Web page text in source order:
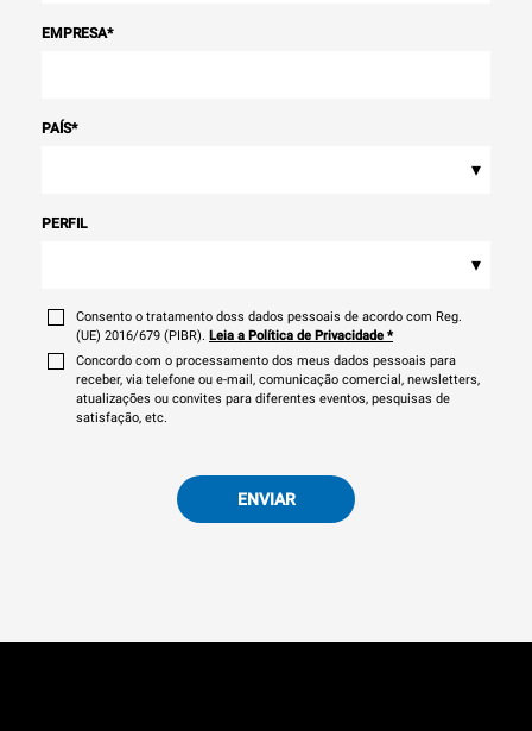
EMPRESA*
PAÍS*
▾
PERFIL
▾
Consento o tratamento doss dados pessoais de acordo com Reg.
(UE) 2016/679 (PIBR). Leia a Política de Privacidade *
Concordo com o processamento dos meus dados pessoais para
receber, via telefone ou e-mail, comunicação comercial, newsletters,
atualizações ou convites para diferentes eventos, pesquisas de
satisfação, etc.
ENVIAR